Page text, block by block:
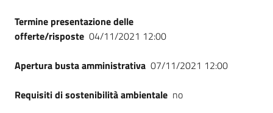
Termine presentazione delle
offerte/risposte 04/11/2021 12:00
Apertura busta amministrativa 07/11/2021 12:00
Requisiti di sostenibilità ambientale no